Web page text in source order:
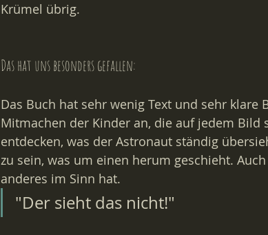
Krümel übrig.
Das hat uns besonders gefallen:
Das Buch hat sehr wenig Text und sehr klare
Mitmachen der Kinder an, die auf jedem
entdecken, was der Astronaut ständig
zu sein, was um einen herum geschieht.
anderes im Sinn hat.
"Der sieht das nicht!"